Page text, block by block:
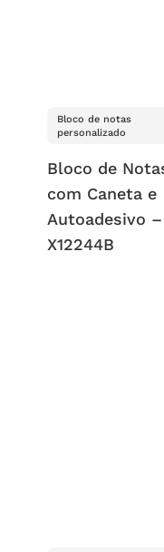
Bloco de notas
personalizado
Bloco de
com Caneta e
Autoadesivo –
X12244B